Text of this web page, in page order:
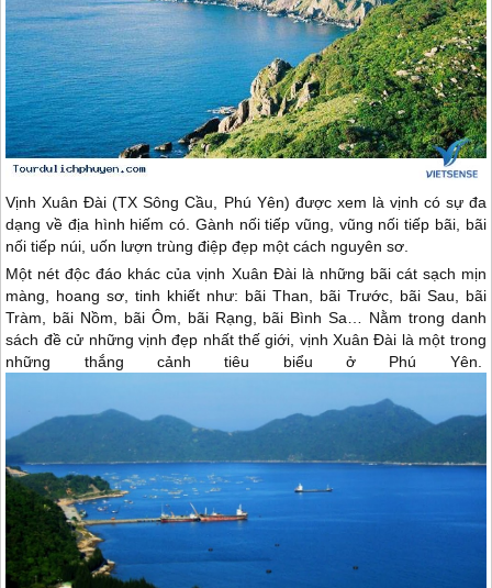
Vịnh Xuân Đài (TX Sông Cầu, Phú Yên) được xem là vịnh có sự đa
dạng về địa hình hiếm có. Gành nối tiếp vũng, vũng nối tiếp bãi, bãi
nối tiếp núi, uốn lượn trùng điệp đẹp một cách nguyên sơ.
Một nét độc đáo khác của vịnh Xuân Đài là những bãi cát sạch mịn
màng, hoang sơ, tinh khiết như: bãi Than, bãi Trước, bãi Sau, bãi
Tràm, bãi Nồm, bãi Ôm, bãi Rạng, bãi Bình Sa… Nằm trong danh
sách đề cử những vịnh đẹp nhất thế giới, vịnh Xuân Đài là một trong
những thắng cảnh tiêu biểu ở Phú Yên.